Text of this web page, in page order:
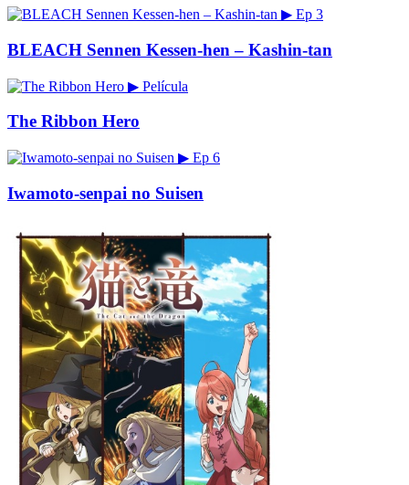
▶ Ep 3
BLEACH Sennen Kessen-hen – Kashin-tan
▶ Película
The Ribbon Hero
▶ Ep 6
Iwamoto-senpai no Suisen